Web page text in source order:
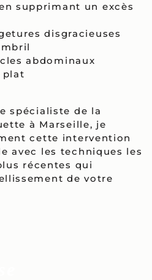
supprimant un excès
disgracieuses
abdominaux
plat
spécialiste de la
à Marseille, je
cette intervention
avec les techniques les
récentes qui
de votre